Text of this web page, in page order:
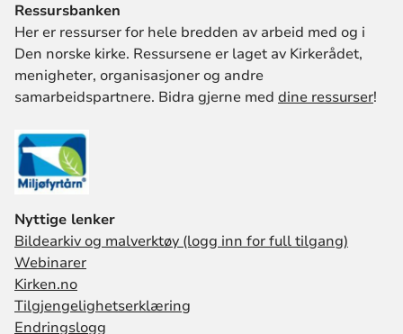
Ressursbanken
Her er ressurser for hele bredden av arbeid med og i
Den norske kirke. Ressursene er laget av Kirkerådet,
menigheter, organisasjoner og andre
samarbeidspartnere. Bidra gjerne med dine ressurser!
Nyttige lenker
Bildearkiv og malverktøy (logg inn for full tilgang)
Webinarer
Kirken.no
Tilgjengelighetserklæring
Endringslogg